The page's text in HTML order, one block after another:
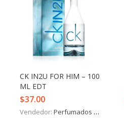
CK IN2U FOR HIM – 100
ML EDT
$37.00
Vendedor: Perfumados y más